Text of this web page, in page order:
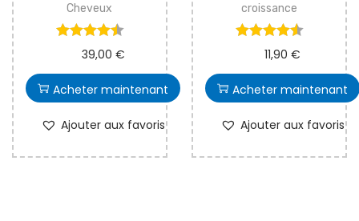
Cheveux
39,00 €
Acheter maintenant
Ajouter aux favoris
croissance
11,90 €
Acheter maintenant
Ajouter aux favoris